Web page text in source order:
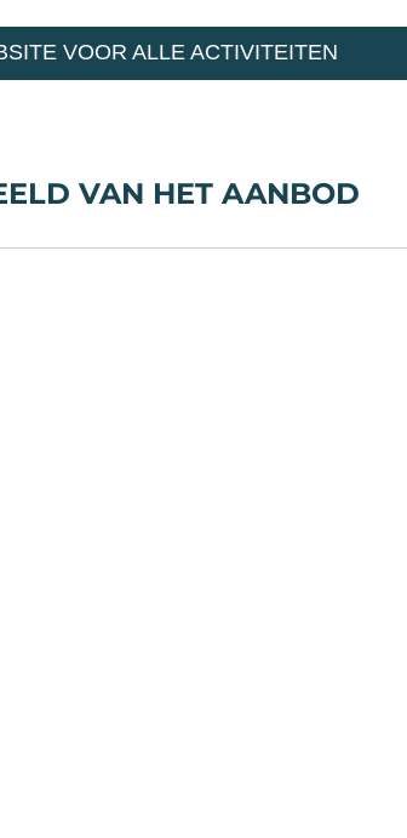
VOOR ALLE ACTIVITEITEN
VAN HET AANBOD